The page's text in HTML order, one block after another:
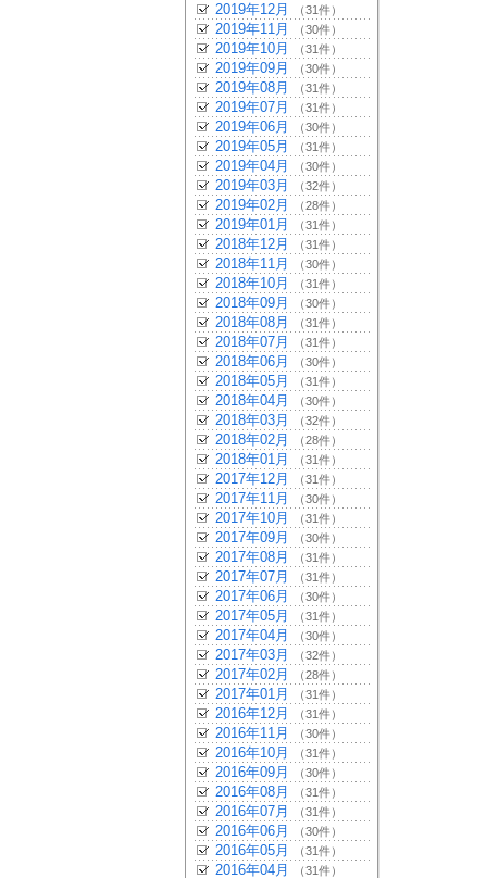
2019年12月 （31件）
2019年11月 （30件）
2019年10月 （31件）
2019年09月 （30件）
2019年08月 （31件）
2019年07月 （31件）
2019年06月 （30件）
2019年05月 （31件）
2019年04月 （30件）
2019年03月 （32件）
2019年02月 （28件）
2019年01月 （31件）
2018年12月 （31件）
2018年11月 （30件）
2018年10月 （31件）
2018年09月 （30件）
2018年08月 （31件）
2018年07月 （31件）
2018年06月 （30件）
2018年05月 （31件）
2018年04月 （30件）
2018年03月 （32件）
2018年02月 （28件）
2018年01月 （31件）
2017年12月 （31件）
2017年11月 （30件）
2017年10月 （31件）
2017年09月 （30件）
2017年08月 （31件）
2017年07月 （31件）
2017年06月 （30件）
2017年05月 （31件）
2017年04月 （30件）
2017年03月 （32件）
2017年02月 （28件）
2017年01月 （31件）
2016年12月 （31件）
2016年11月 （30件）
2016年10月 （31件）
2016年09月 （30件）
2016年08月 （31件）
2016年07月 （31件）
2016年06月 （30件）
2016年05月 （31件）
2016年04月 （31件）